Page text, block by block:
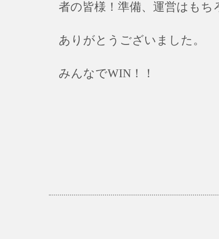
者の皆様！準備、運営はも
ありがとうございました。
みんなでWIN！！